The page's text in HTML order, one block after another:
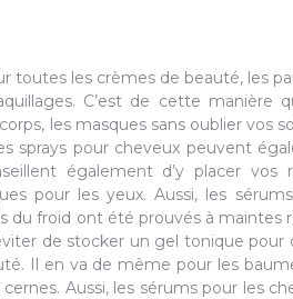
les crèmes de beauté, les
C’est de cette manière
les masques sans oublier vos
sprays pour cheveux peuvent
également d’y placer vos
pour les yeux. Aussi, les
froid ont été prouvés à maintes
de stocker un gel tonique pour
Il en va de même pour les
Aussi, les sérums pour les